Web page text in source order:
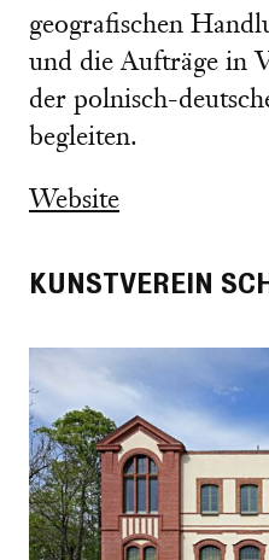
geografischen
und die Aufträge in
der polnisch-
begleiten.
Website
KUNSTVEREIN